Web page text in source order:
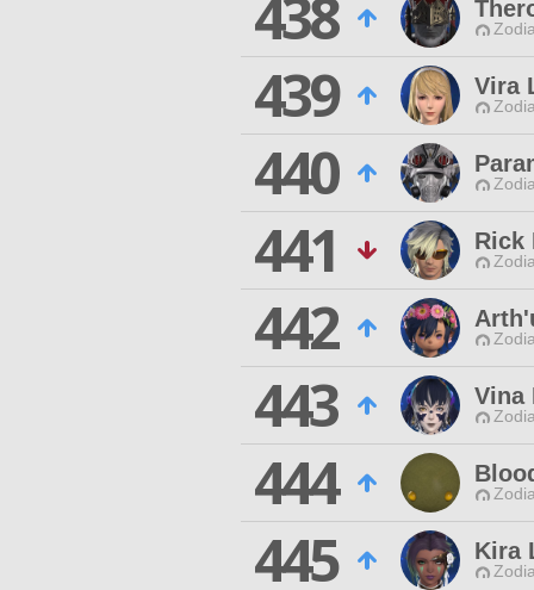
438
439 Vira
440
441 Rick
442
443 Vina
444
445 Kira